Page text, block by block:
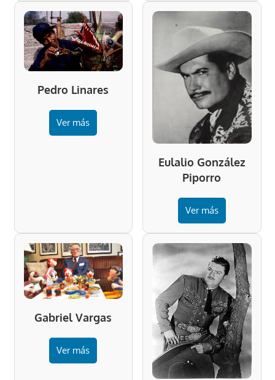
Pedro Linares
Ver más
Eulalio González
Piporro
Ver más
Gabriel Vargas
Ver más